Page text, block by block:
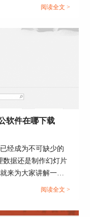
的位置
下来可以看到
段的设置界面，
拖动至“列”，将
365怎么使
阅读全文 >
软件在哪下载
经成为不可缺少的
数据还是制作幻灯片
来为大家讲解一下
件在哪下载，有对
阅读全文 >